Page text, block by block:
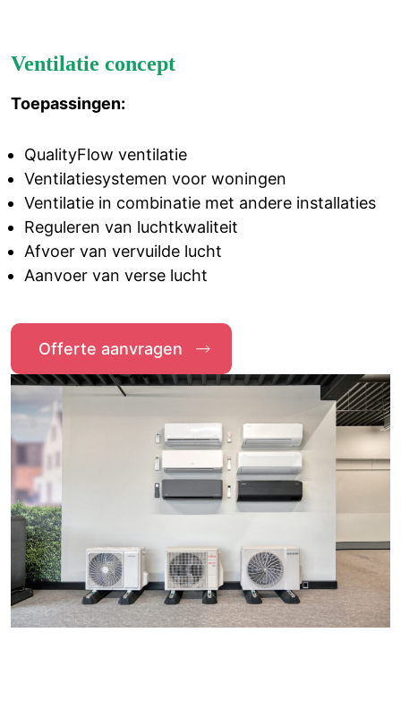
Ventilatie concept
Toepassingen:
QualityFlow ventilatie
Ventilatiesystemen voor woningen
Ventilatie in combinatie met andere installaties
Reguleren van luchtkwaliteit
Afvoer van vervuilde lucht
Aanvoer van verse lucht
Offerte aanvragen